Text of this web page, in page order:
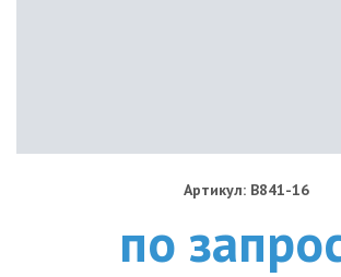
Артикул: B841-16
по